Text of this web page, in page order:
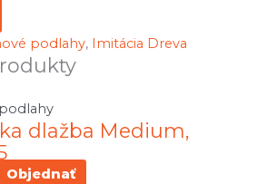
podlahy, Imitácia Dreva
dlažba Medium,
Objednať